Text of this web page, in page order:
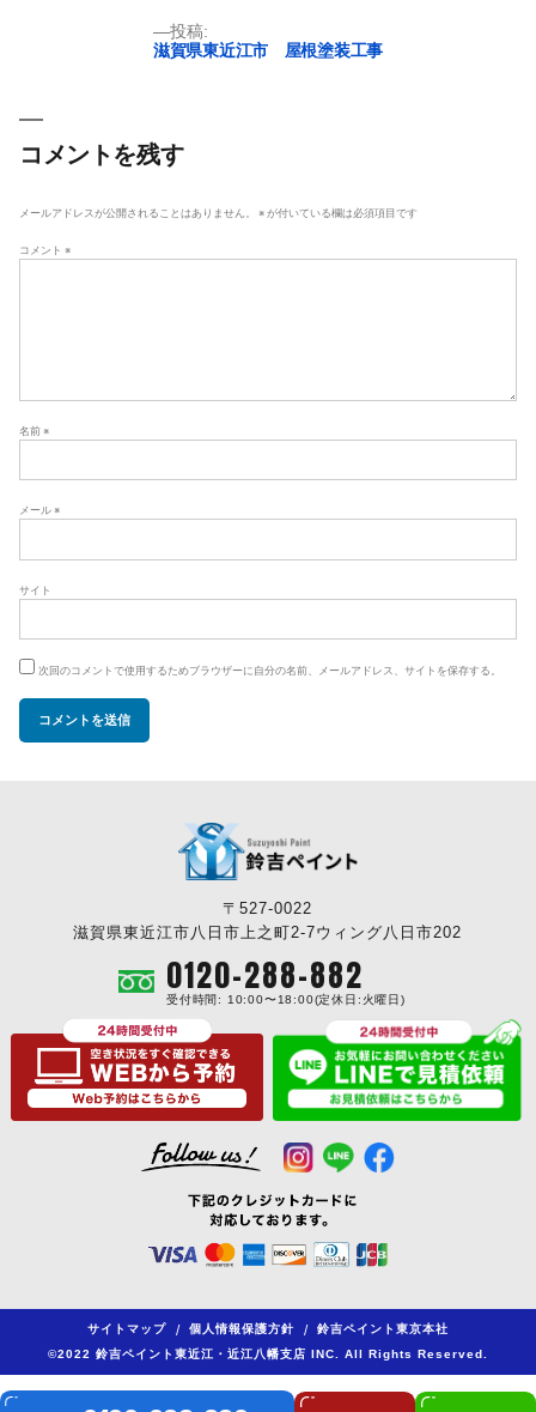
ビ
シ
ン
投稿:
滋賀県東近江市 屋根塗装工事
コメントを残す
メールアドレスが公開されることはありません。 ※ が付いている欄は必須項目です
コメント ※
名前 ※
メール ※
サイト
次回のコメントで使用するためブラウザーに自分の名前、メールアドレス、サイトを保存する。
〒527-0022
滋賀県東近江市八日市上之町2-7ウィング八日市202
0120-288-882
受付時間: 10:00〜18:00(定休日:火曜日)
サイトマップ / 個人情報保護方針 /
鈴吉ペイント東京本社
©2022 鈴吉ペイント東近江・近江八幡支店 INC. All Rights Reserved.